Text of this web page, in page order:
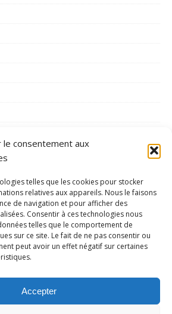
le consentement aux
telles que les cookies pour stocker
relatives aux appareils. Nous le faisons
de navigation et pour afficher des
Consentir à ces technologies nous
telles que le comportement de
sur ce site. Le fait de ne pas consentir ou
peut avoir un effet négatif sur certaines
Accepter